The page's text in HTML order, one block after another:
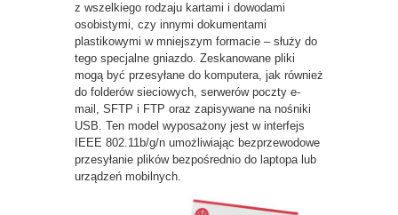
z wszelkiego rodzaju kartami i dowodami
osobistymi, czy innymi dokumentami
plastikowymi w mniejszym formacie – służy do
tego specjalne gniazdo. Zeskanowane pliki
mogą być przesyłane do komputera, jak również
do folderów sieciowych, serwerów poczty e-
mail, SFTP i FTP oraz zapisywane na nośniki
USB. Ten model wyposażony jest w interfejs
IEEE 802.11b/g/n umożliwiając bezprzewodowe
przesyłanie plików bezpośrednio do laptopa lub
urządzeń mobilnych.